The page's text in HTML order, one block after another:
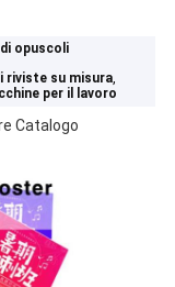
opuscoli
riviste su misura,
per il lavoro
Catalogo